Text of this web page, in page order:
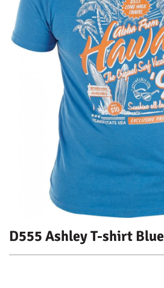
D555 Ashley T-shirt Blue